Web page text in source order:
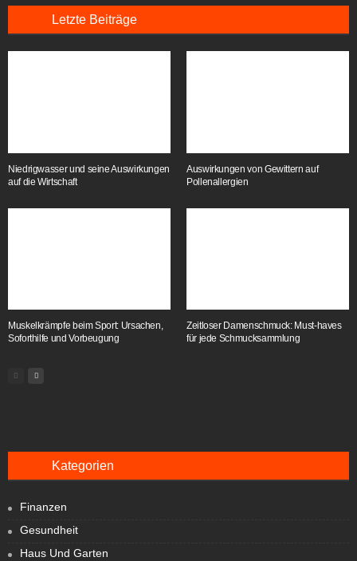
Letzte Beiträge
Niedrigwasser und seine Auswirkungen
auf die Wirtschaft
Auswirkungen von Gewittern auf
Pollenallergien
Muskelkrämpfe beim Sport: Ursachen,
Soforthilfe und Vorbeugung
Zeitloser Damenschmuck: Must-haves
für jede Schmucksammlung
Kategorien
Finanzen
Gesundheit
Haus Und Garten